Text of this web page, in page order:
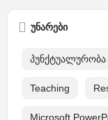
უნარები
პუნქტუალურობა
Teaching
Microsoft